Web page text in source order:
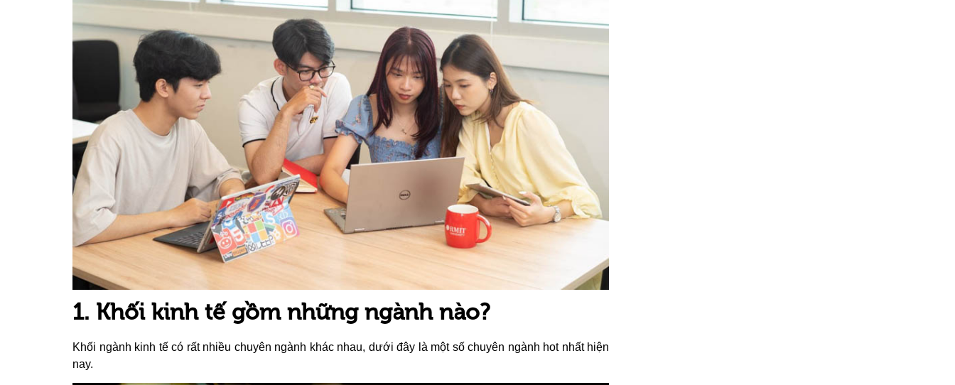
1. Khối kinh tế gồm những ngành nào?
Khối ngành kinh tế có rất nhiều chuyên ngành khác nhau, dưới đây là một số chuyên ngành hot nhất hiện
nay.